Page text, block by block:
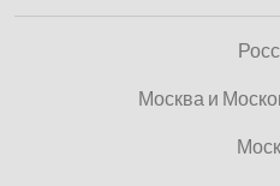
Москва и